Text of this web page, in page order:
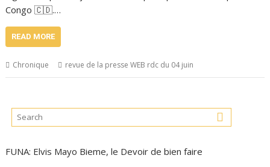
Congo 🇨🇩.…
READ MORE
Chronique revue de la presse WEB rdc du 04 juin
FUNA: Elvis Mayo Bieme, le Devoir de bien faire